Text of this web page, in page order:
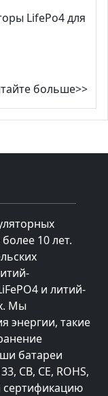
LifePo4 для
больше>>
10 лет.
и литий-
Мы
энергии, такие
батареи
CB, CE, ROHS,